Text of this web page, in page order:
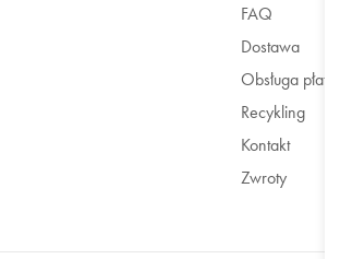
FAQ
Dostawa
Obsługa
Recykling
Kontakt
Zwroty